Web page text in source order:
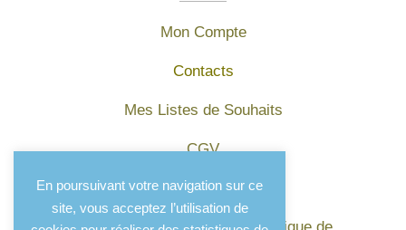
Mon Compte
Contacts
Mes Listes de Souhaits
CGV
Mentions légales
En poursuivant votre navigation sur ce
site, vous acceptez l’utilisation de